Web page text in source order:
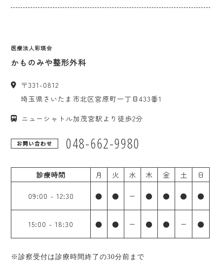
医療法人彩瑛会
かものみや整形外科
〒331-0812
埼玉県 さいたま市北区宮原町一丁目433番1
ニューシャトル加茂宮駅より徒歩2分
お問い合わせ 048-662-9980
診療時間 月 火 水 木 金 土 日
09:00 - 12:30 ● ● ー ● ● ● ●
15:00 - 18:30 ● ● ー ● ● ー ●
※診察受付は診療時間終了の30分前まで